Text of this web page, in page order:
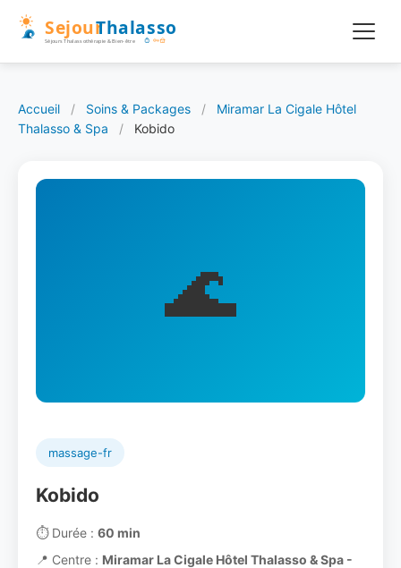
Accueil / Soins & Packages /
Miramar La Cigale Hôtel
Thalasso & Spa
/ Kobido
🌊
massage-fr
Kobido
⏱️Durée : 60 min
📍 Centre : Miramar La Cigale Hôtel Thalasso & Spa -